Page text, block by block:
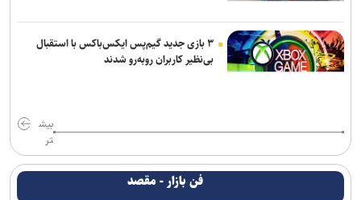
۳ بازی جدید گیم‌پس ایکس‌باکس با استقبال
بی‌نظیر کاربران روبه‌رو شدند
بیش
تر
فن بازار - مقصد